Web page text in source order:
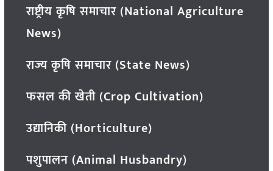
राष्ट्रीय कृषि समाचार (National Agriculture
News)
राज्य कृषि समाचार (State News)
फसल की खेती (Crop Cultivation)
उद्यानिकी (Horticulture)
पशुपालन (Animal Husbandry)